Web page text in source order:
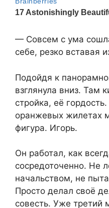
— Совсем с ума
себе, резко вставая
Подойдя к
взглянула вниз. Там
стройка, её
оранжевых жилетах
фигура. Игорь.
Он работал, как
сосредоточенно. Не
начальством, не
Просто делал своё
совесть. Уже третий